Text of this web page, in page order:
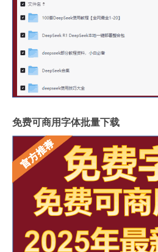
免费可商用字体批量下载